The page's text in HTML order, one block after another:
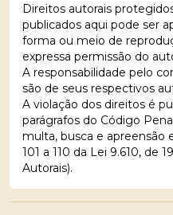
Direitos autorais
publicados aqui pode ser
forma ou meio de
expressa permissão do
A responsabilidade pelo
são de seus respectivos
A violação dos direitos é
parágrafos do Código
multa, busca e apreensão
101 a 110 da Lei 9.610, de
Autorais).